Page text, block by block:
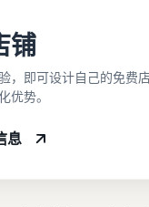
铺
，即可设计自己的免费
优势。
息